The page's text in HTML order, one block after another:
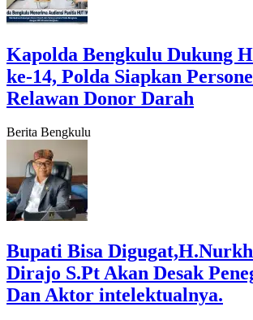
Kapolda Bengkulu Dukung
ke-14, Polda Siapkan
Relawan Donor Darah
Berita Bengkulu
Bupati Bisa
Dirajo S.Pt Akan Desak
Dan Aktor intelektualnya.